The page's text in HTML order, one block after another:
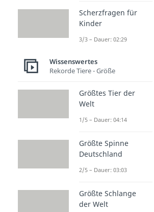
Scherzfragen für
Kinder
3/3 – Dauer: 02:29
Wissenswertes
Rekorde Tiere - Größe
Größtes Tier der
Welt
1/5 – Dauer: 04:14
Größte Spinne
Deutschland
2/5 – Dauer: 03:03
Größte Schlange
der Welt